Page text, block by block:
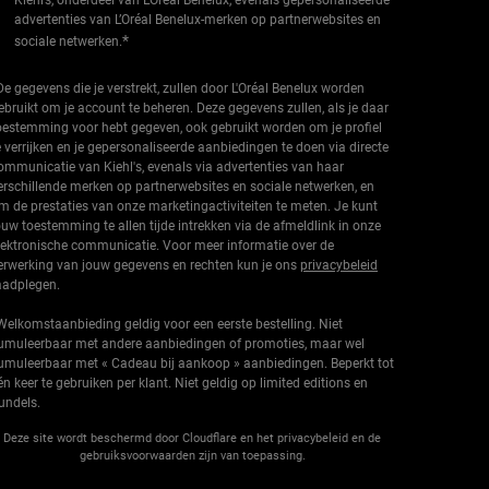
advertenties van L’Oréal Benelux-merken op partnerwebsites en
sociale netwerken.*
gegevens die je verstrekt, zullen door L'Oréal Benelux worden
om je account te beheren. Deze gegevens zullen, als je daar
voor hebt gegeven, ook gebruikt worden om je profiel
verrijken en je gepersonaliseerde aanbiedingen te doen via directe
van Kiehl's, evenals via advertenties van haar
merken op partnerwebsites en sociale netwerken, en
de prestaties van onze marketingactiviteiten te meten. Je kunt
toestemming te allen tijde intrekken via de afmeldlink in onze
communicatie. Voor meer informatie over de
van jouw gegevens en rechten kun je ons privacybeleid
geldig voor een eerste bestelling. Niet
met andere aanbiedingen of promoties, maar wel
met « Cadeau bij aankoop » aanbiedingen. Beperkt tot
keer te gebruiken per klant. Niet geldig op limited editions en
Deze site wordt beschermd door Cloudflare en het privacybeleid en de
gebruiksvoorwaarden zijn van toepassing.